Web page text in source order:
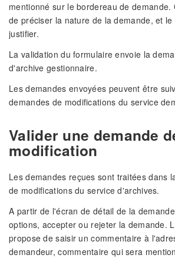
mentionné sur le bordereau de demande.
de préciser la nature de la demande, et
justifier.
La validation du formulaire envoie la
d'archive gestionnaire.
Les demandes envoyées peuvent être
demandes de modifications du service
Valider une demande
modification
Les demandes reçues sont traitées dans
de modifications du service d'archives.
A partir de l'écran de détail de la
options, accepter ou rejeter la demande.
propose de saisir un commentaire à
demandeur, commentaire qui sera